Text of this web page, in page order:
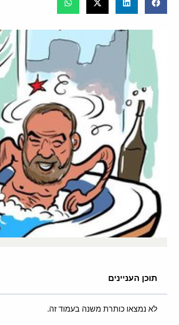
תוכן העניינים
לא נמצאו כותרת משנה בעמוד זה.